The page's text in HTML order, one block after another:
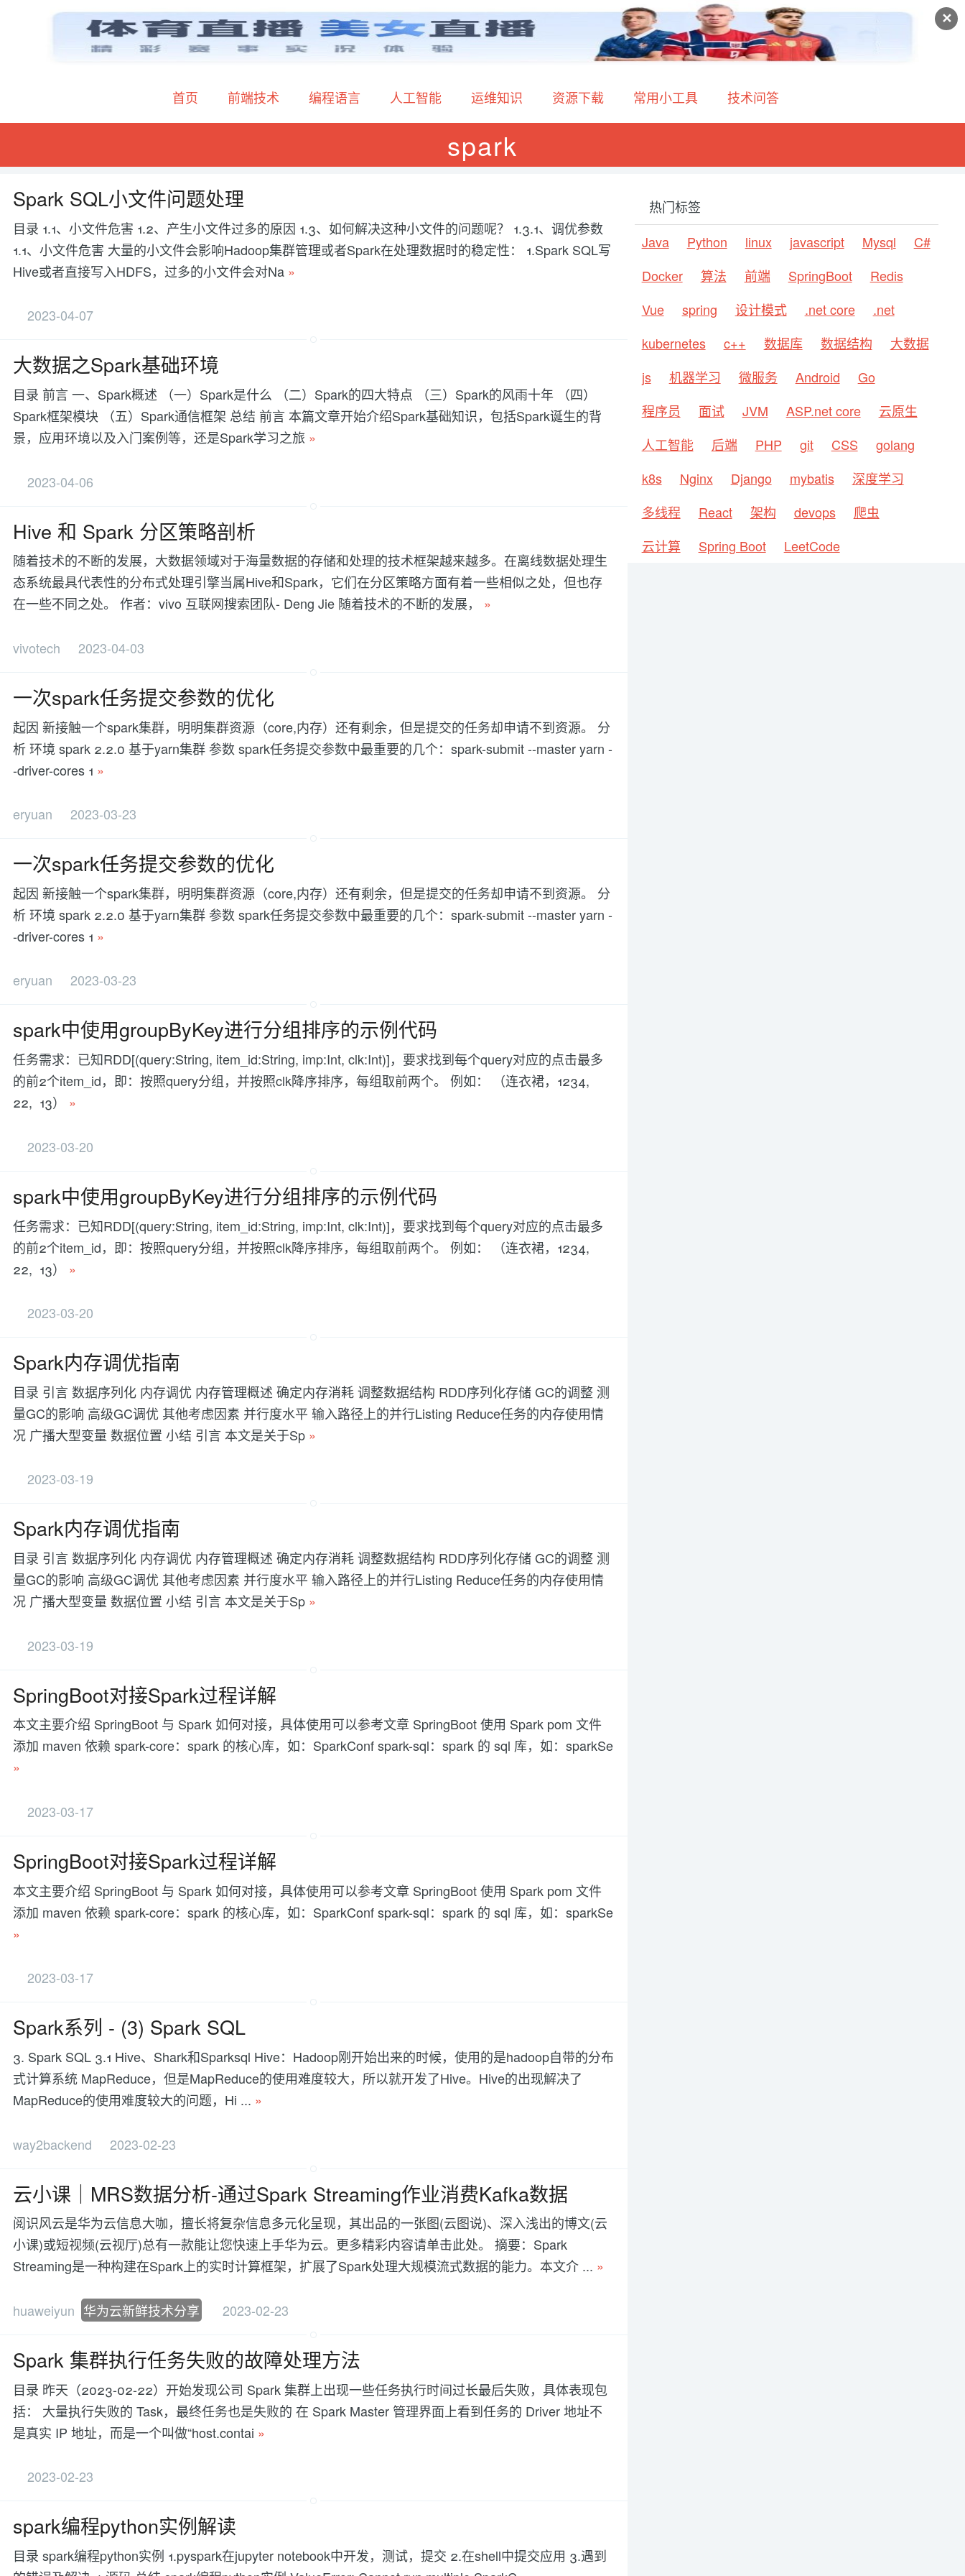
✕
首页 前端技术 编程语言 人工智能 运维知识 资源下载 常用小工具 技术问答
spark
Spark SQL小文件问题处理
目录 1.1、小文件危害 1.2、产生小文件过多的原因 1.3、如何解决这种小文件的问题呢？ 1.3.1、调优参数
1.1、小文件危害 大量的小文件会影响Hadoop集群管理或者Spark在处理数据时的稳定性： 1.Spark SQL写
Hive或者直接写入HDFS，过多的小文件会对Na »
2023-04-07
大数据之Spark基础环境
目录 前言 一、Spark概述 （一）Spark是什么 （二）Spark的四大特点 （三）Spark的风雨十年 （四）
Spark框架模块 （五）Spark通信框架 总结 前言 本篇文章开始介绍Spark基础知识，包括Spark诞生的背
景，应用环境以及入门案例等，还是Spark学习之旅 »
2023-04-06
Hive 和 Spark 分区策略剖析
随着技术的不断的发展，大数据领域对于海量数据的存储和处理的技术框架越来越多。在离线数据处理生
态系统最具代表性的分布式处理引擎当属Hive和Spark，它们在分区策略方面有着一些相似之处，但也存
在一些不同之处。 作者：vivo 互联网搜索团队- Deng Jie 随着技术的不断的发展， »
vivotech 2023-04-03
一次spark任务提交参数的优化
起因 新接触一个spark集群，明明集群资源（core,内存）还有剩余，但是提交的任务却申请不到资源。 分
析 环境 spark 2.2.0 基于yarn集群 参数 spark任务提交参数中最重要的几个：spark-submit --master yarn -
-driver-cores 1 »
eryuan 2023-03-23
一次spark任务提交参数的优化
起因 新接触一个spark集群，明明集群资源（core,内存）还有剩余，但是提交的任务却申请不到资源。 分
析 环境 spark 2.2.0 基于yarn集群 参数 spark任务提交参数中最重要的几个：spark-submit --master yarn -
-driver-cores 1 »
eryuan 2023-03-23
spark中使用groupByKey进行分组排序的示例代码
任务需求：已知RDD[(query:String, item_id:String, imp:Int, clk:Int)]，要求找到每个query对应的点击最多
的前2个item_id，即：按照query分组，并按照clk降序排序，每组取前两个。 例如： （连衣裙，1234,
22, 13） »
2023-03-20
spark中使用groupByKey进行分组排序的示例代码
任务需求：已知RDD[(query:String, item_id:String, imp:Int, clk:Int)]，要求找到每个query对应的点击最多
的前2个item_id，即：按照query分组，并按照clk降序排序，每组取前两个。 例如： （连衣裙，1234,
22, 13） »
2023-03-20
Spark内存调优指南
目录 引言 数据序列化 内存调优 内存管理概述 确定内存消耗 调整数据结构 RDD序列化存储 GC的调整 测
量GC的影响 高级GC调优 其他考虑因素 并行度水平 输入路径上的并行Listing Reduce任务的内存使用情
况 广播大型变量 数据位置 小结 引言 本文是关于Sp »
2023-03-19
Spark内存调优指南
目录 引言 数据序列化 内存调优 内存管理概述 确定内存消耗 调整数据结构 RDD序列化存储 GC的调整 测
量GC的影响 高级GC调优 其他考虑因素 并行度水平 输入路径上的并行Listing Reduce任务的内存使用情
况 广播大型变量 数据位置 小结 引言 本文是关于Sp »
2023-03-19
SpringBoot对接Spark过程详解
本文主要介绍 SpringBoot 与 Spark 如何对接，具体使用可以参考文章 SpringBoot 使用 Spark pom 文件
添加 maven 依赖 spark-core：spark 的核心库，如：SparkConf spark-sql：spark 的 sql 库，如：sparkSe
»
2023-03-17
SpringBoot对接Spark过程详解
本文主要介绍 SpringBoot 与 Spark 如何对接，具体使用可以参考文章 SpringBoot 使用 Spark pom 文件
添加 maven 依赖 spark-core：spark 的核心库，如：SparkConf spark-sql：spark 的 sql 库，如：sparkSe
»
2023-03-17
Spark系列 - (3) Spark SQL
3. Spark SQL 3.1 Hive、Shark和Sparksql Hive：Hadoop刚开始出来的时候，使用的是hadoop自带的分布
式计算系统 MapReduce，但是MapReduce的使用难度较大，所以就开发了Hive。Hive的出现解决了
MapReduce的使用难度较大的问题，Hi ... »
way2backend 2023-02-23
云小课｜MRS数据分析-通过Spark Streaming作业消费Kafka数据
阅识风云是华为云信息大咖，擅长将复杂信息多元化呈现，其出品的一张图(云图说)、深入浅出的博文(云
小课)或短视频(云视厅)总有一款能让您快速上手华为云。更多精彩内容请单击此处。 摘要：Spark
Streaming是一种构建在Spark上的实时计算框架，扩展了Spark处理大规模流式数据的能力。本文介 ... »
huaweiyun 华为云新鲜技术分享 2023-02-23
Spark 集群执行任务失败的故障处理方法
目录 昨天（2023-02-22）开始发现公司 Spark 集群上出现一些任务执行时间过长最后失败，具体表现包
括： 大量执行失败的 Task，最终任务也是失败的 在 Spark Master 管理界面上看到任务的 Driver 地址不
是真实 IP 地址，而是一个叫做“host.contai »
2023-02-23
spark编程python实例解读
目录 spark编程python实例 1.pyspark在jupyter notebook中开发，测试，提交 2.在shell中提交应用 3.遇到
热门标签
Java
Python linux javascript Mysql
C#
Docker
算法 前端 SpringBoot
Redis
Vue
spring 设计模式 .net core
.net
kubernetes
c++ 数据库 数据结构
大数据
js
机器学习 微服务 Android
Go
程序员
面试 JVM ASP.net core
云原生
人工智能
后端 PHP git CSS
golang
k8s
Nginx Django mybatis
深度学习
多线程
React 架构 devops
爬虫
云计算
Spring Boot LeetCode